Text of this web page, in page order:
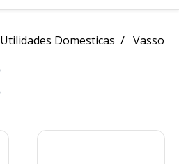
Utilidades Domesticas